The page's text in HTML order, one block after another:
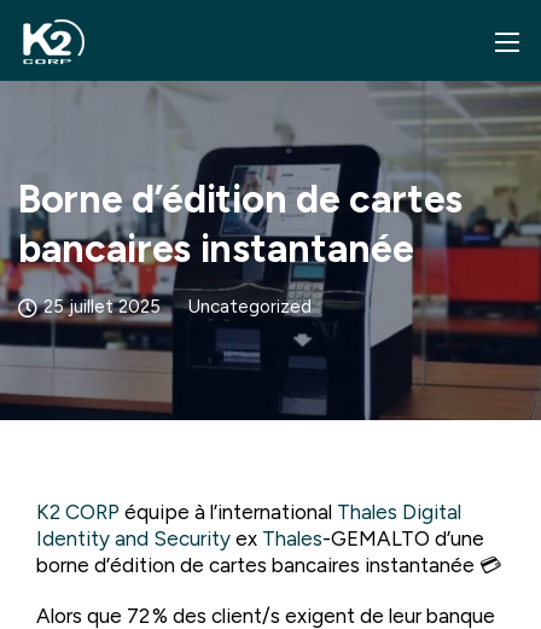
Borne d’édition de cartes
bancaires instantanée
25 juillet 2025 Uncategorized
K2 CORP équipe à l’international Thales Digital
Identity and Security ex Thales-GEMALTO d’une
borne d’édition de cartes bancaires instantanée 💳
Alors que 72 % des client/s exigent de leur banque